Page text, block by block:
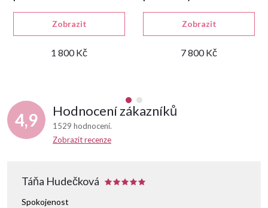
1 800 Kč
Zobrazit
7 800 Kč
Zobrazit
4,9 Hodnocení zákazníků
1529 hodnocení
Zobrazit recenze
Táňa Hudečková
Spokojenost